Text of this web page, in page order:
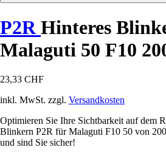
P2R Hinteres
Malaguti 50 F10
23,33 CHF
inkl. MwSt. zzgl. Versandkosten
Optimieren Sie Ihre Sichtbarkeit auf dem
Blinkern P2R für Malaguti F10 50 von
und sind Sie sicher!